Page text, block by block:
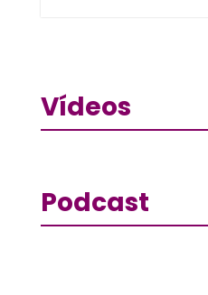
Vídeos
Podcast